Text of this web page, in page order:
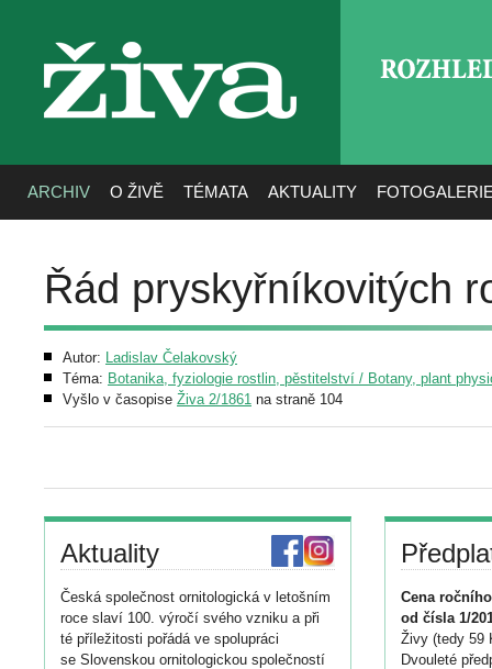
živa
ARCHIV O ŽIVĚ TÉMATA AKTUALITY
Řád pryskyřníkovitých
Autor: Ladislav Čelakovský
Téma: Botanika, fyziologie rostlin, pěstitelství / Botany, plant
Vyšlo v časopise Živa 2/1861 na straně 104
Aktuality
Česká společnost ornitologická v letošním
roce slaví 100. výročí svého vzniku a při
té příležitosti pořádá ve spolupráci
se Slovenskou ornitologickou společností
Cena
od čísla 1/
Živy (tedy 59
Dvouleté